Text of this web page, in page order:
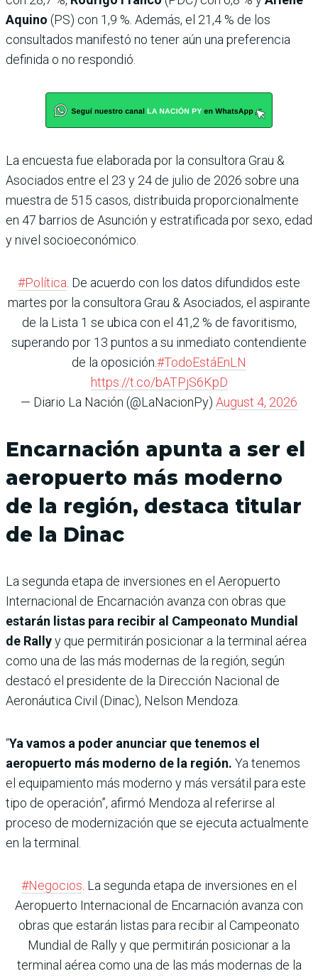
Aquino (PS) con 1,9 %. Además, el 21,4 % de los
consultados manifestó no tener aún una preferencia
definida o no respondió.
La encuesta fue elaborada por la consultora Grau &
Asociados entre el 23 y 24 de julio de 2026 sobre una
muestra de 515 casos, distribuida proporcionalmente
en 47 barrios de Asunción y estratificada por sexo, edad
y nivel socioeconómico.
#Política . De acuerdo con los datos difundidos este
martes por la consultora Grau & Asociados, el aspirante
de la Lista 1 se ubica con el 41,2 % de favoritismo,
superando por 13 puntos a su inmediato contendiente
de la oposición.#TodoEstáEnLN
https://t.co/bATPjS6KpD
— Diario La Nación (@LaNacionPy) August 4, 2026
Encarnación apunta a ser el
aeropuerto más moderno
de la región, destaca titular
de la Dinac
La segunda etapa de inversiones en el Aeropuerto
Internacional de Encarnación avanza con obras que
estarán listas para recibir al Campeonato Mundial
de Rallyy que permitirán posicionar a la terminal aérea
como una de las más modernas de la región, según
destacó el presidente de la Dirección Nacional de
Aeronáutica Civil (Dinac), Nelson Mendoza.
“Ya vamos a poder anunciar que tenemos el
aeropuerto más moderno de la región. Ya tenemos
el equipamiento más moderno y más versátil para este
tipo de operación”, afirmó Mendoza al referirse al
proceso de modernización que se ejecuta actualmente
en la terminal.
#Negocios . La segunda etapa de inversiones en el
Aeropuerto Internacional de Encarnación avanza con
obras que estarán listas para recibir al Campeonato
Mundial de Rally y que permitirán posicionar a la
terminal aérea como una de las más modernas de la